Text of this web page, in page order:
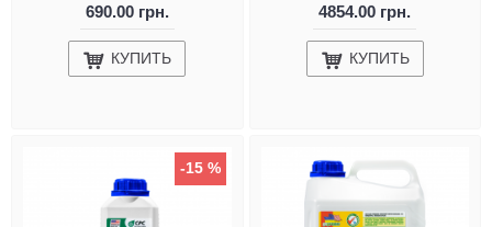
690.00 грн.
КУПИТЬ
4854.00 грн.
КУПИТЬ
-15 %